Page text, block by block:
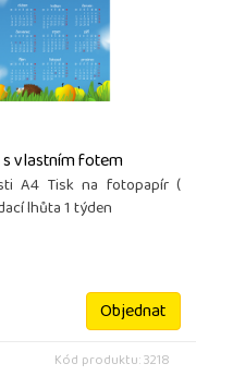
vlastním fotem
A4 Tisk na fotopapír (
lhůta 1 týden
Objednat
Kód produktu: 3218